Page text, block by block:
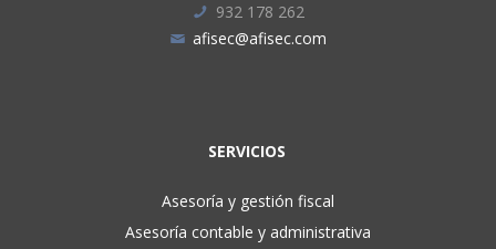
932 178 262
afisec@afisec.com
SERVICIOS
Asesoría y gestión fiscal
Asesoría contable y administrativa